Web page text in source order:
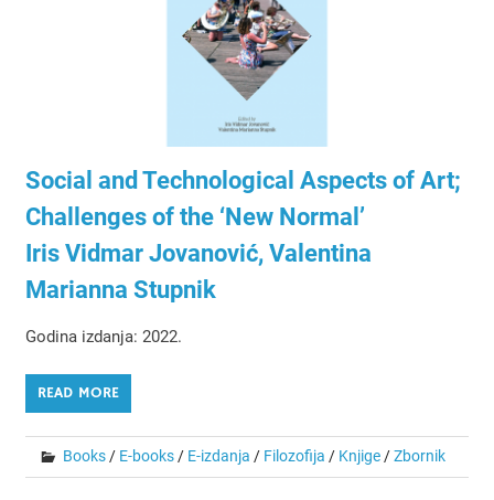
Social and Technological Aspects of Art;
Challenges of the ‘New Normal’
Iris Vidmar Jovanović, Valentina
Marianna Stupnik
Godina izdanja: 2022.
READ MORE
Books/ E-books/ E-izdanja / Filozofija / Knjige/Zbornik